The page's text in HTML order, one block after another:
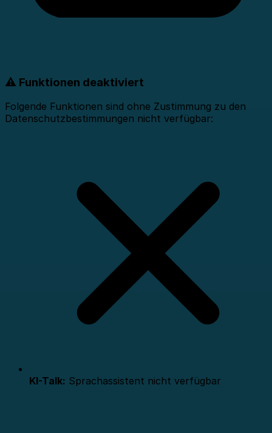
⚠️ Funktionen deaktiviert
Folgende Funktionen sind ohne Zustimmung zu den
Datenschutzbestimmungen nicht verfügbar:
KI-Talk: Sprachassistent nicht verfügbar